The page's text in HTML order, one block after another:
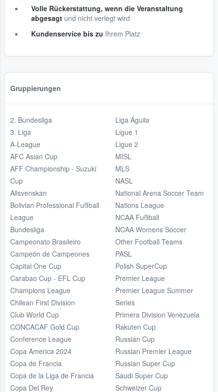
Volle Rückerstattung, wenn die Veranstaltung
abgesagt und nicht verlegt wird
Kundenservice bis zu Ihrem Platz
Gruppierungen
2. Bundesliga
3. Liga
A-League
AFC Asian Cup
AFF Championship - Suzuki
Cup
Allsvenskan
Bolivian Professional Fußball
League
Bundesliga
Campeonato Brasileiro
Campeón de Campeones
Capital One Cup
Carabao Cup - EFL Cup
Champions League
Chilean First Division
Club World Cup
CONCACAF Gold Cup
Conference League
Copa America 2024
Copa de Francia
Copa de la Liga de Francia
Copa Del Rey
Liga Águila
Ligue 1
Ligue 2
MISL
MLS
NASL
National Arena Soccer Team
Nations League
NCAA Fußball
NCAA Womens Soccer
Other Football Teams
PASL
Polish SuperCup
Premier League
Premier League Summer
Series
Primera Division Venezuela
Rakuten Cup
Russian Cup
Russian Premier League
Russian Super Cup
Saudi Super Cup
Schweizer Cup